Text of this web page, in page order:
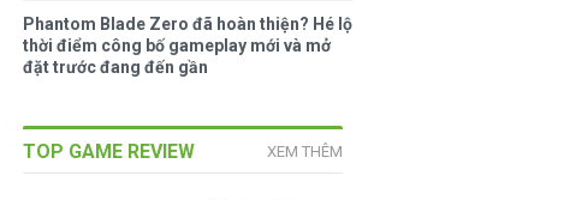
Phantom Blade Zero đã hoàn thiện? Hé lộ
thời điểm công bố gameplay mới và mở
đặt trước đang đến gần
TOP GAME REVIEW XEM THÊM